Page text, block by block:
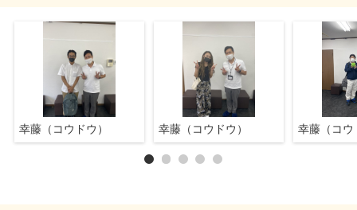
幸藤（コウドウ） 幸藤（コウドウ） 幸藤（コウ